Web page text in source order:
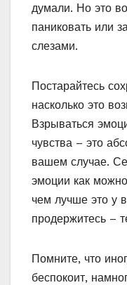
думали. Но это
паниковать или
слезами.
Постарайтесь
насколько это
Взрываться
чувства – это
вашем случае.
эмоции как
чем лучше это у
продержитесь –
Помните, что
беспокоит,